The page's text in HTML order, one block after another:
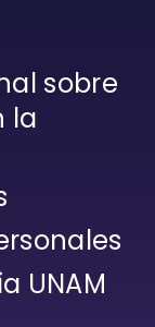
sobre
la
UNAM